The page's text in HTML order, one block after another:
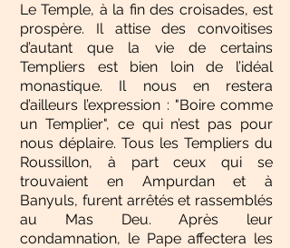
Le Temple, à la fin des croisades, est
prospère. Il attise des convoitises
d’autant que la vie de certains
Templiers est bien loin de l’idéal
monastique. Il nous en restera
d’ailleurs l’expression : "Boire comme
un Templier", ce qui n’est pas pour
nous déplaire. Tous les Templiers du
Roussillon, à part ceux qui se
trouvaient en Ampurdan et à
Banyuls, furent arrêtés et rassemblés
au Mas Deu. Après leur
condamnation, le Pape affectera les